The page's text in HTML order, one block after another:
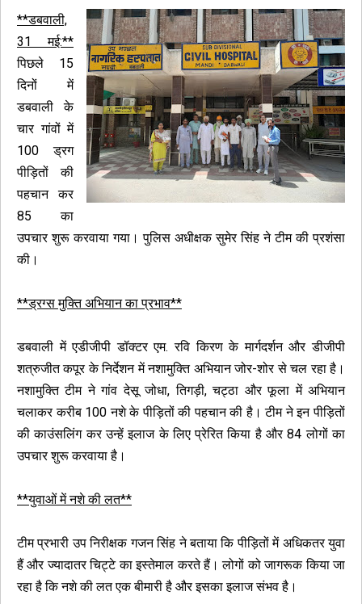
**डबवाली,
31 मई:**
पिछले 15
दिनों में
डबवाली के
चार गांवों में
100 ड्रग
पीड़ितों की
पहचान कर
85 का
उपचार शुरू करवाया गया। पुलिस अधीक्षक सुमेर सिंह ने टीम की प्रशंसा
की।
**ड्रग्स मुक्ति अभियान का प्रभाव**
डबवाली में एडीजीपी डॉक्टर एम. रवि किरण के मार्गदर्शन और डीजीपी
शत्रुजीत कपूर के निर्देशन में नशामुक्ति अभियान जोर-शोर से चल रहा है।
नशामुक्ति टीम ने गांव देसू जोधा, तिगड़ी, चट्ठा और फूला में अभियान
चलाकर करीब 100 नशे के पीड़ितों की पहचान की है। टीम ने इन पीड़ितों
की काउंसलिंग कर उन्हें इलाज के लिए प्रेरित किया है और 84 लोगों का
उपचार शुरू करवाया है।
**युवाओं में नशे की लत**
टीम प्रभारी उप निरीक्षक गजन सिंह ने बताया कि पीड़ितों में अधिकतर युवा
हैं और ज्यादातर चिट्टे का इस्तेमाल करते हैं। लोगों को जागरूक किया जा
रहा है कि नशे की लत एक बीमारी है और इसका इलाज संभव है।